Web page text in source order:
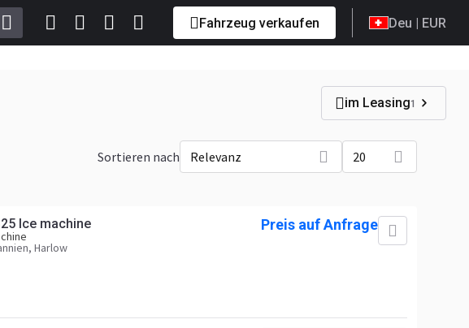
Fahrzeug verkaufen Deu | EUR
im Leasing1
Sortieren nach Relevanz 20
Ice machine
Harlow
Preis auf Anfrage